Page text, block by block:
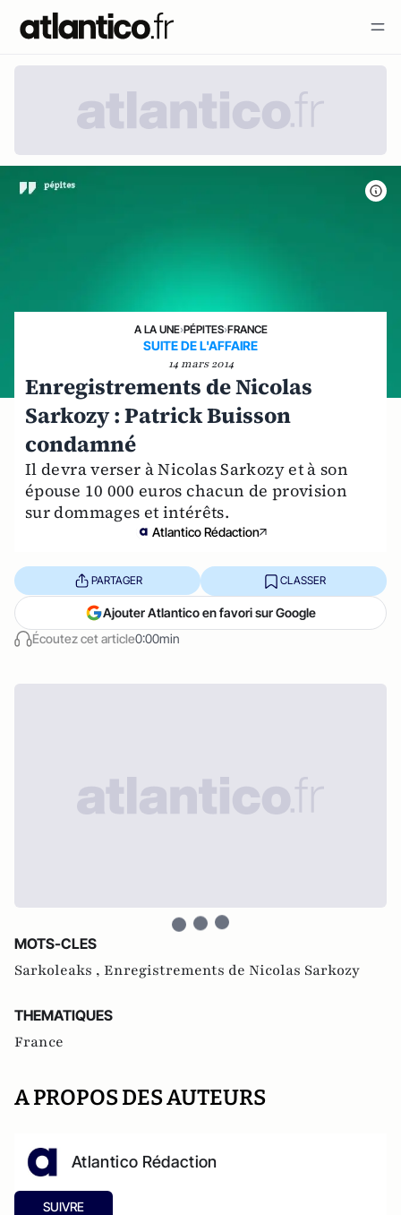
A LA UNE›PÉPITES›FRANCE
SUITE DE L'AFFAIRE
14 mars 2014
Enregistrements de Nicolas
Sarkozy : Patrick Buisson
condamné
Il devra verser à Nicolas Sarkozy et à son
épouse 10 000 euros chacun de provision
sur dommages et intérêts.
Atlantico Rédaction
Écoutez cet article0:00min
PARTAGER CLASSER
Ajouter Atlantico en favori sur Google
MOTS-CLES
Sarkoleaks , Enregistrements de Nicolas Sarkozy
THEMATIQUES
France
A PROPOS DES AUTEURS
Atlantico Rédaction
SUIVRE